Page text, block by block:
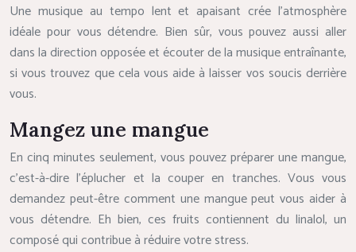
Une musique au tempo lent et apaisant crée l’atmosphère
idéale pour vous détendre. Bien sûr, vous pouvez aussi aller
dans la direction opposée et écouter de la musique entraînante,
si vous trouvez que cela vous aide à laisser vos soucis derrière
vous.
Mangez une mangue
En cinq minutes seulement, vous pouvez préparer une mangue,
c’est-à-dire l’éplucher et la couper en tranches. Vous vous
demandez peut-être comment une mangue peut vous aider à
vous détendre. Eh bien, ces fruits contiennent du linalol, un
composé qui contribue à réduire votre stress.